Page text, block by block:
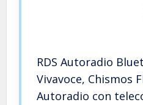
RDS Autoradio
Vivavoce, Chismos
Autoradio con